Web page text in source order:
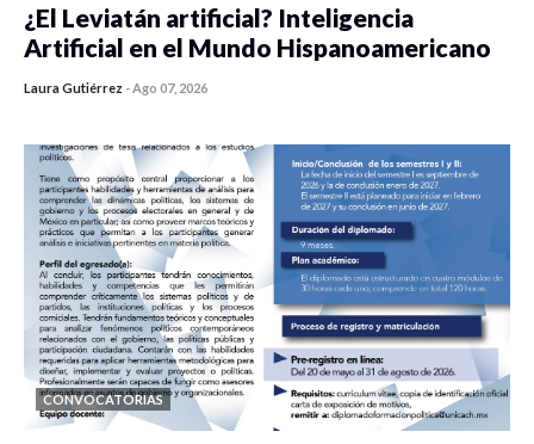
¿El Leviatán artificial? Inteligencia
Artificial en el Mundo Hispanoamericano
Laura Gutiérrez - Ago 07, 2026
CONVOCATORIAS